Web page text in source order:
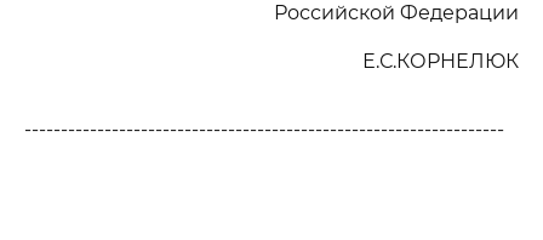
Российской Федерации
Е.С.КОРНЕЛЮК
------------------------------------------------------------------